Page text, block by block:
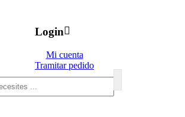
Login
Mi cuenta
Tramitar pedido